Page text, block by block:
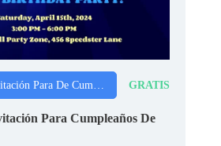
Plantilla De Invitación Para De Cumpleaños GRATIS
Para Cumpleaños De